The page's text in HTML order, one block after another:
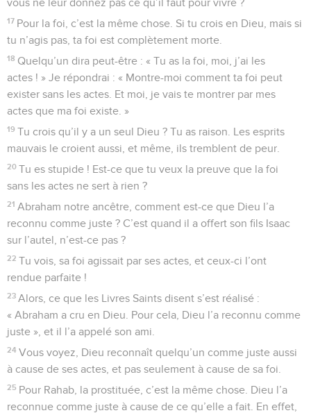
vous ne leur donnez pas ce qu’il faut pour vivre ?
17 Pour la foi, c’est la même chose. Si tu crois en Dieu, mais si
tu n’agis pas, ta foi est complètement morte.
18 Quelqu’un dira peut-être : « Tu as la foi, moi, j’ai les
actes ! » Je répondrai : « Montre-moi comment ta foi peut
exister sans les actes. Et moi, je vais te montrer par mes
actes que ma foi existe. »
19 Tu crois qu’il y a un seul Dieu ? Tu as raison. Les esprits
mauvais le croient aussi, et même, ils tremblent de peur.
20 Tu es stupide ! Est-ce que tu veux la preuve que la foi
sans les actes ne sert à rien ?
21 Abraham notre ancêtre, comment est-ce que Dieu l’a
reconnu comme juste ? C’est quand il a offert son fils Isaac
sur l’autel, n’est-ce pas ?
22 Tu vois, sa foi agissait par ses actes, et ceux-ci l’ont
rendue parfaite !
23 Alors, ce que les Livres Saints disent s’est réalisé :
« Abraham a cru en Dieu. Pour cela, Dieu l’a reconnu comme
juste », et il l’a appelé son ami.
24 Vous voyez, Dieu reconnaît quelqu’un comme juste aussi
à cause de ses actes, et pas seulement à cause de sa foi.
25 Pour Rahab, la prostituée, c’est la même chose. Dieu l’a
reconnue comme juste à cause de ce qu’elle a fait. En effet,